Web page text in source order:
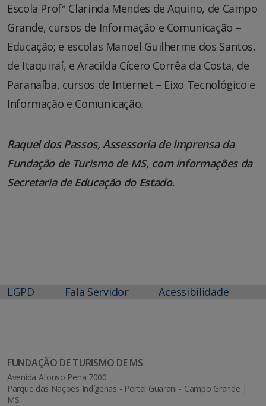
Escola Profª Clarinda Mendes de Aquino, de Campo
Grande, cursos de Informação e Comunicação –
Educação; e escolas Manoel Guilherme dos Santos,
de Itaquiraí, e Aracilda Cícero Corrêa da Costa, de
Paranaíba, cursos de Internet – Eixo Tecnológico e
Informação e Comunicação.
Raquel dos Passos, Assessoria de Imprensa da
Fundação de Turismo de MS, com informações da
Secretaria de Educação do Estado.
LGPD Fala Servidor Acessibilidade
FUNDAÇÃO DE TURISMO DE MS
Avenida Afonso Pena 7000
Parque das Nações Indígenas - Portal Guarani - Campo Grande |
MS